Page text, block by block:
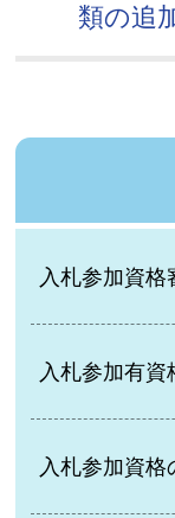
類の追
入札参加資格
入札参加有資
入札参加資格